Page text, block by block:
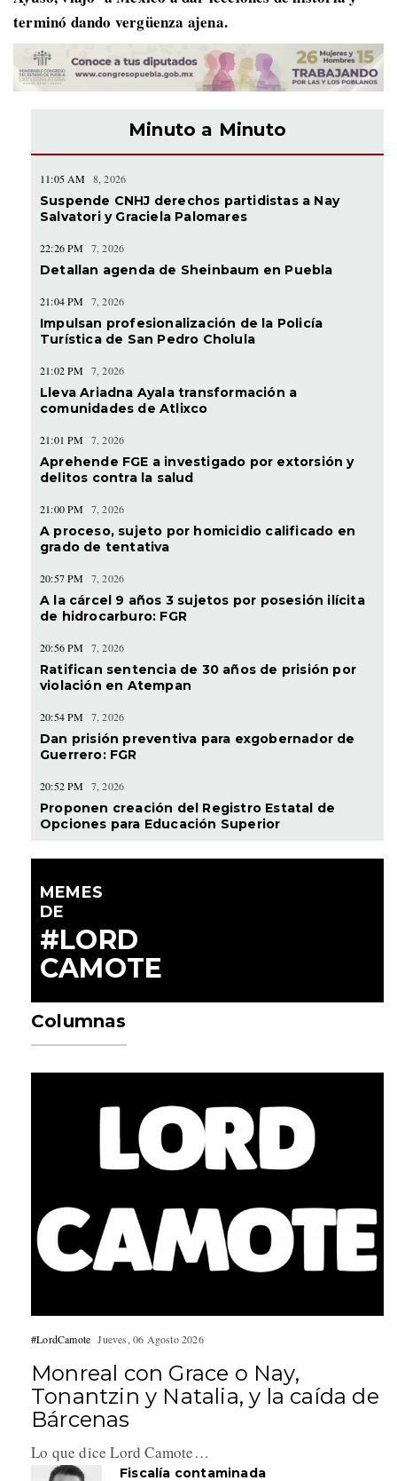
terminó dando vergüenza ajena.
Minuto a Minuto
11:05 AM 8, 2026
Suspende CNHJ derechos partidistas a Nay
Salvatori y Graciela Palomares
22:26 PM 7, 2026
Detallan agenda de Sheinbaum en Puebla
21:04 PM 7, 2026
Impulsan profesionalización de la Policía
Turística de San Pedro Cholula
21:02 PM 7, 2026
Lleva Ariadna Ayala transformación a
comunidades de Atlixco
21:01 PM 7, 2026
Aprehende FGE a investigado por extorsión y
delitos contra la salud
21:00 PM 7, 2026
A proceso, sujeto por homicidio calificado en
grado de tentativa
20:57 PM 7, 2026
A la cárcel 9 años 3 sujetos por posesión ilícita
de hidrocarburo: FGR
20:56 PM 7, 2026
Ratifican sentencia de 30 años de prisión por
violación en Atempan
20:54 PM 7, 2026
Dan prisión preventiva para exgobernador de
Guerrero: FGR
20:52 PM 7, 2026
Proponen creación del Registro Estatal de
Opciones para Educación Superior
MEMES
DE
#LORD
CAMOTE
Columnas
#LordCamote Jueves, 06 Agosto 2026
Monreal con Grace o Nay,
Tonantzin y Natalia, y la caída de
Bárcenas
Lo que dice Lord Camote…
Fiscalía contaminada